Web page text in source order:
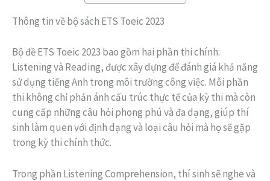
Thông tin về bộ sách ETS Toeic 2023
Bộ đề ETS Toeic 2023 bao gồm hai phần thi chính:
Listening và Reading, được xây dựng để đánh giá khả năng
sử dụng tiếng Anh trong môi trường công việc. Mỗi phần
thi không chỉ phản ánh cấu trúc thực tế của kỳ thi mà còn
cung cấp những câu hỏi phong phú và đa dạng, giúp thí
sinh làm quen với định dạng và loại câu hỏi mà họ sẽ gặp
trong kỳ thi chính thức.
Trong phần Listening Comprehension, thí sinh sẽ nghe và